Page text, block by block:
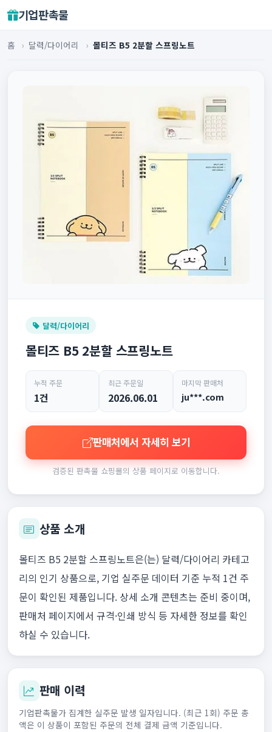
기업판촉물
홈 › 달력/다이어리 › 몰티즈 B5 2분할 스프링노트
달력/다이어리
몰티즈 B5 2분할 스프링노트
누적 주문
1건
최근 주문일
2026.06.01
마지막 판매처
ju***.com
판매처에서 자세히 보기
검증된 판촉물 쇼핑몰의 상품 페이지로 이동합니다.
상품 소개
몰티즈 B5 2분할 스프링노트은(는) 달력/다이어리 카테고
리의 인기 상품으로, 기업 실주문 데이터 기준 누적 1건 주
문이 확인된 제품입니다. 상세 소개 콘텐츠는 준비 중이며,
판매처 페이지에서 규격·인쇄 방식 등 자세한 정보를 확인
하실 수 있습니다.
판매 이력
기업판촉물가 집계한 실주문 발생 일자입니다. (최근 1회) 주문 총
액은 이 상품이 포함된 주문의 전체 결제 금액 기준입니다.